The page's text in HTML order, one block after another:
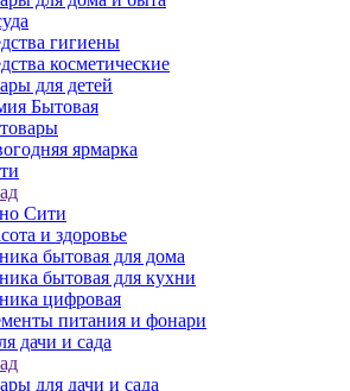
гигиены
косметические
для детей
Бытовая
ярмарка
Сити
и здоровье
бытовая для дома
бытовая для кухни
цифровая
питания и фонари
дачи и сада
для дачи и сада